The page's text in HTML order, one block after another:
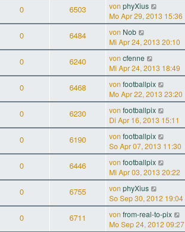
0 6503 von phyXius
Mo Apr 29, 2013 15:36
0 6484 von Nob
Mi Apr 24, 2013 20:10
0 6240 von cfenne
Mi Apr 24, 2013 18:49
0 6468 von footballpix
Mo Apr 22, 2013 23:20
0 6230 von footballpix
Di Apr 16, 2013 15:11
0 6190 von footballpix
So Apr 07, 2013 11:30
0 6446 von footballpix
Mi Apr 03, 2013 20:22
0 6755 von phyXius
So Sep 30, 2012 19:04
0 6711 von from-real-to-pix
Mo Sep 24, 2012 09:27